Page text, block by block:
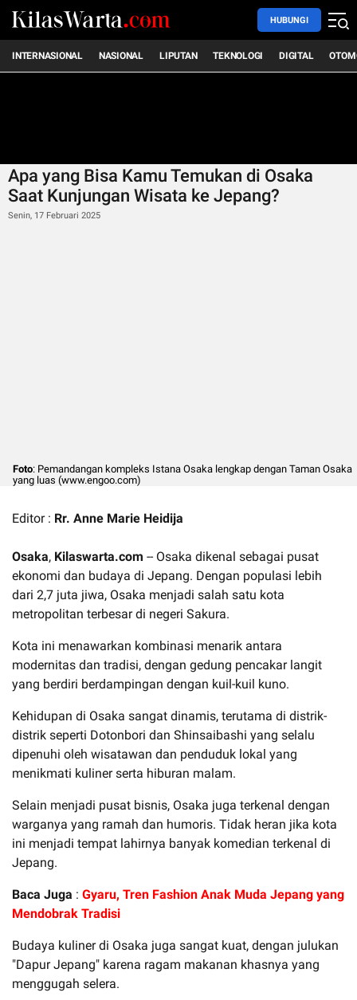
HUBUNGI
INTERNASIONAL NASIONAL LIPUTAN TEKNOLOGI DIGITAL
Apa yang Bisa Kamu Temukan di Osaka
Saat Kunjungan Wisata ke Jepang?
Senin, 17 Februari 2025
Foto: Pemandangan kompleks Istana Osaka lengkap dengan Taman Osaka
yang luas (www.engoo.com)
Editor : Rr. Anne Marie Heidija
Osaka, Kilaswarta.com -- Osaka dikenal sebagai pusat
ekonomi dan budaya di Jepang. Dengan populasi lebih
dari 2,7 juta jiwa, Osaka menjadi salah satu kota
metropolitan terbesar di negeri Sakura.
Kota ini menawarkan kombinasi menarik antara
modernitas dan tradisi, dengan gedung pencakar langit
yang berdiri berdampingan dengan kuil-kuil kuno.
Kehidupan di Osaka sangat dinamis, terutama di distrik-
distrik seperti Dotonbori dan Shinsaibashi yang selalu
dipenuhi oleh wisatawan dan penduduk lokal yang
menikmati kuliner serta hiburan malam.
Selain menjadi pusat bisnis, Osaka juga terkenal dengan
warganya yang ramah dan humoris. Tidak heran jika kota
ini menjadi tempat lahirnya banyak komedian terkenal di
Jepang.
Baca Juga : Gyaru, Tren Fashion Anak Muda Jepang yang
Mendobrak Tradisi
Budaya kuliner di Osaka juga sangat kuat, dengan julukan
"Dapur Jepang" karena ragam makanan khasnya yang
menggugah selera.